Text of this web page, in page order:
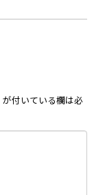
が付いている欄は必